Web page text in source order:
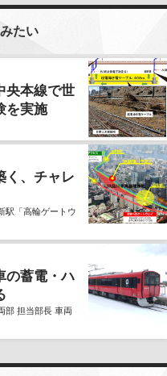
たい
央本線で世
を実施
く、チャレ
駅「高輪ゲートウ
の蓄電・ハ
部 担当部長 車両